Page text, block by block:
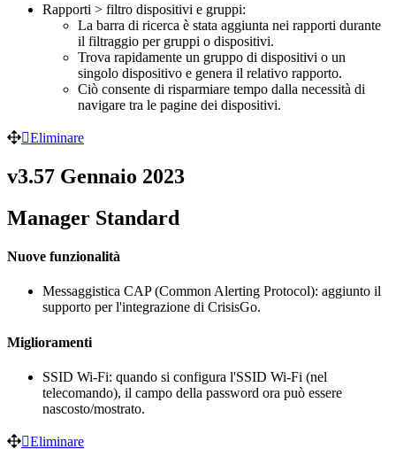
Rapporti > filtro dispositivi e gruppi:
La barra di ricerca è stata aggiunta nei rapporti durante
il filtraggio per gruppi o dispositivi.
Trova rapidamente un gruppo di dispositivi o un
singolo dispositivo e genera il relativo rapporto.
Ciò consente di risparmiare tempo dalla necessità di
navigare tra le pagine dei dispositivi.
Eliminare
v3.57 Gennaio 2023
Manager Standard
Nuove funzionalità
Messaggistica CAP (Common Alerting Protocol): aggiunto il
supporto per l'integrazione di CrisisGo.
Miglioramenti
SSID Wi-Fi: quando si configura l'SSID Wi-Fi (nel
telecomando), il campo della password ora può essere
nascosto/mostrato.
Eliminare